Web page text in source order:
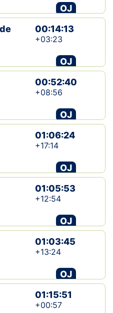
OJ
00:14:13
+03:23
OJ
00:52:40
+08:56
OJ
01:06:24
+17:14
OJ
01:05:53
+12:54
OJ
01:03:45
+13:24
OJ
01:15:51
+00:57